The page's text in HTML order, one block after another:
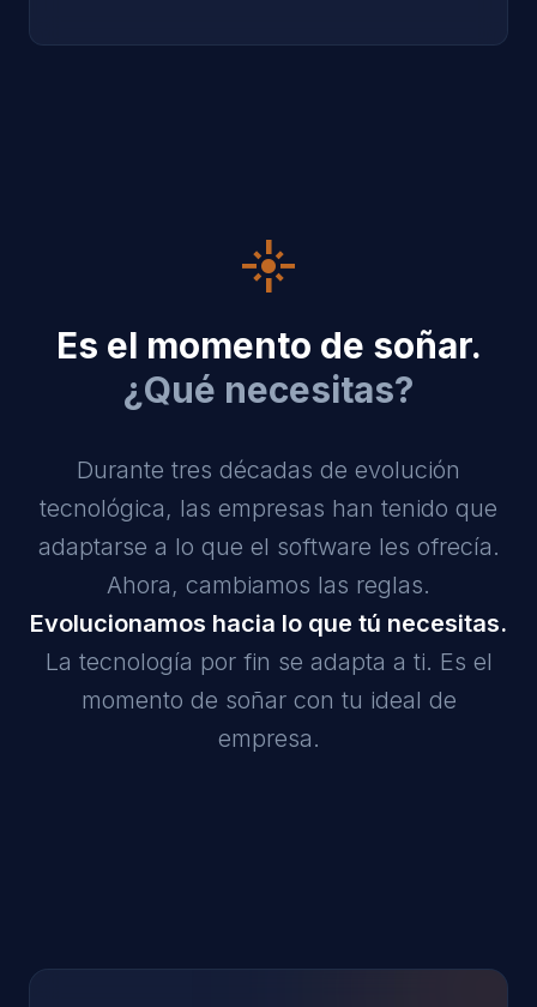
flare
Es el momento de soñar.
¿Qué necesitas?
Durante tres décadas de evolución
tecnológica, las empresas han tenido que
adaptarse a lo que el software les ofrecía.
Ahora, cambiamos las reglas.
Evolucionamos hacia lo que tú necesitas.
La tecnología por fin se adapta a ti. Es el
momento de soñar con tu ideal de
empresa.